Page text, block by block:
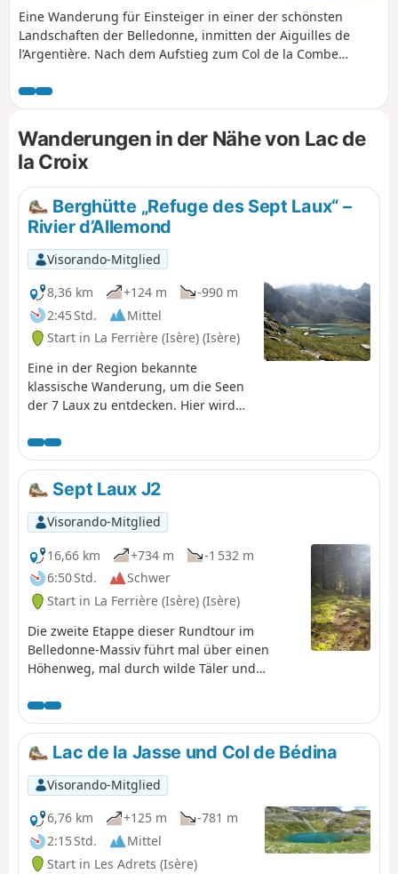
Eine Wanderung für Einsteiger in einer der schönsten
Landschaften der Belledonne, inmitten der Aiguilles de
l’Argentière. Nach dem Aufstieg zum Col de la Combe
Felsen zu erkunden, die die nördlichen Ausläufer der
Aiguilles bilden, und führt schließlich zum wilden Col de la
Marmottane, der von Gämsen und Steinböcken bewacht
wird. Der Abstieg erfolgt am herrlichen Lac de la Croix und
durch dessen wunderschöne Talmulde.
Wanderungen in der Nähe von Lac de
la Croix
Berghütte „Refuge des Sept Laux“ –
Rivier d’Allemond
Visorando-Mitglied
8,36 km
+124 m
-990 m
2:45 Std.
Mittel
Start in La Ferrière (Isère) (Isère)
Eine in der Region bekannte
klassische Wanderung, um die Seen
der 7 Laux zu entdecken. Hier wird
genutzt, um diese Überquerung zu
beenden, da es nicht möglich ist,
problemlos zur Refuge de l’Oule
weiterzugehen.
Sept Laux J2
Visorando-Mitglied
16,66 km
+734 m
-1 532 m
6:50 Std.
Schwer
Start in La Ferrière (Isère) (Isère)
Die zweite Etappe dieser Rundtour im
Belledonne-Massiv führt mal über einen
Höhenweg, mal durch wilde Täler und
umrunden. ⚠️15.06.2026: Ein Hinweis weist
auf einen Erdrutsch am Cul de la Vieille
zwischen den Wegmarkierungen 2 und 3
hin, sodass diese Route nicht begehbar ist.
Man muss über den GR®738 umgehen. Bitte
teilen Sie uns in den Nachrichten mit, wenn
Sie Informationen zur Aufhebung dieses
Hinweises haben.
Lac de la Jasse und Col de Bédina
Visorando-Mitglied
6,76 km
+125 m
-781 m
2:15 Std.
Mittel
Start in Les Adrets (Isère)